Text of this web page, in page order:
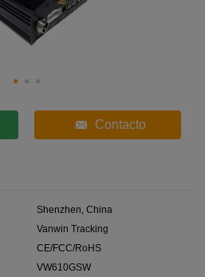
Contacto
Shenzhen, China
Vanwin Tracking
CE/FCC/RoHS
VW610GSW